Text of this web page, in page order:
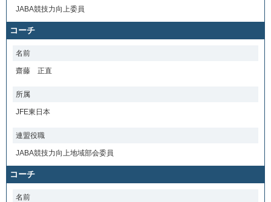
JABA競技力向上委員
コーチ
名前
齋藤 正直
所属
JFE東日本
連盟役職
JABA競技力向上地域部会委員
コーチ
名前